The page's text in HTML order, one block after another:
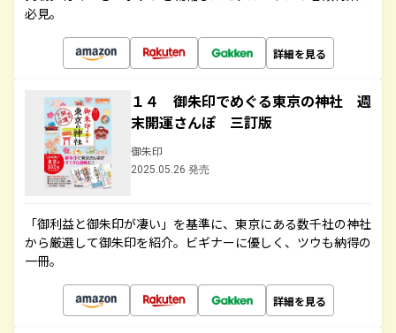
必見。
詳細を見る
１４ 御朱印でめぐる東京の神社 週
末開運さんぽ 三訂版
御朱印
2025.05.26 発売
「御利益と御朱印が凄い」を基準に、東京にある数千社の神社
から厳選して御朱印を紹介。ビギナーに優しく、ツウも納得の
一冊。
詳細を見る